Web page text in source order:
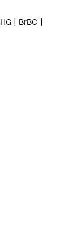
HG
BrBC